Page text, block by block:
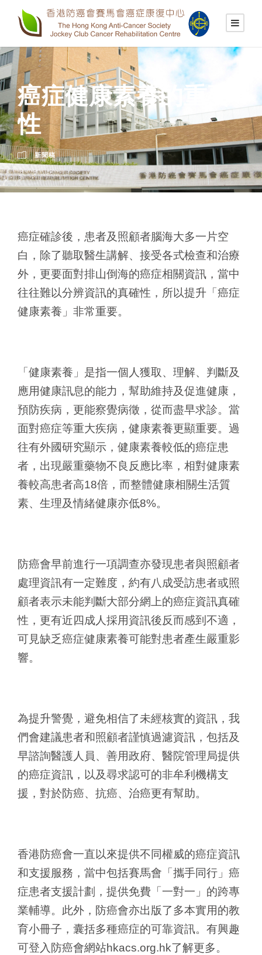
癌症健康素養的重要
性
新聞稿
癌症確診後，患者及照顧者腦海大多一片空
白，除了聽取醫生講解、接受各式檢查和治療
外，更要面對排山倒海的癌症相關資訊，當中
往往難以分辨資訊的真確性，所以提升「癌症
健康素養」非常重要。
「健康素養」是指一個人獲取、理解、判斷及
應用健康訊息的能力，幫助維持及促進健康，
預防疾病，更能察覺病徵，從而盡早求診。當
面對癌症等重大疾病，健康素養更顯重要。過
往有外國研究顯示，健康素養較低的癌症患
者，出現嚴重藥物不良反應比率，相對健康素
養較高患者高18倍，而整體健康相關生活質
素、生理及情緒健康亦低8%。
防癌會早前進行一項調查亦發現患者與照顧者
處理資訊有一定難度，約有八成受訪患者或照
顧者表示未能判斷大部分網上的癌症資訊真確
性，更有近四成人採用資訊後反而感到不適，
可見缺乏癌症健康素養可能對患者產生嚴重影
響。
為提升警覺，避免相信了未經核實的資訊，我
們會建議患者和照顧者謹慎過濾資訊，包括及
早諮詢醫護人員、善用政府、醫院管理局提供
的癌症資訊，以及尋求認可的非牟利機構支
援，對於防癌、抗癌、治癌更有幫助。
香港防癌會一直以來提供不同權威的癌症資訊
和支援服務，當中包括賽馬會「攜手同行」癌
症患者支援計劃，提供免費「一對一」的跨專
業輔導。此外，防癌會亦出版了多本實用的教
育小冊子，囊括多種癌症的可靠資訊。有興趣
可登入防癌會網站hkacs.org.hk了解更多。